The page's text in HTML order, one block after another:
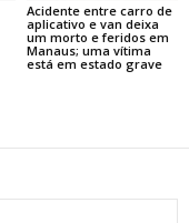
Acidente entre carro de
aplicativo e van deixa
um morto e feridos em
Manaus; uma vítima
está em estado grave